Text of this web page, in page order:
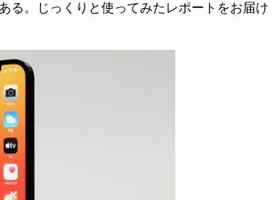
る。じっくりと使ってみたレポートをお届け